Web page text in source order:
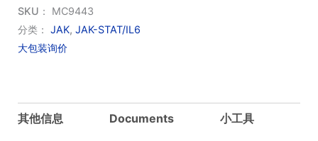
量
SKU： MC9443
分类： JAK, JAK-STAT/IL6
大包装询价
其他信息 Documents 小工具